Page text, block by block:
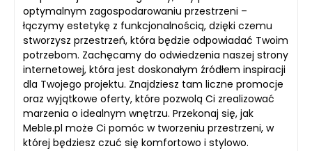
optymalnym zagospodarowaniu przestrzeni –
łączymy estetykę z funkcjonalnością, dzięki czemu
stworzysz przestrzeń, która będzie odpowiadać Twoim
potrzebom. Zachęcamy do odwiedzenia naszej strony
internetowej, która jest doskonałym źródłem inspiracji
dla Twojego projektu. Znajdziesz tam liczne promocje
oraz wyjątkowe oferty, które pozwolą Ci zrealizować
marzenia o idealnym wnętrzu. Przekonaj się, jak
Meble.pl może Ci pomóc w tworzeniu przestrzeni, w
której będziesz czuć się komfortowo i stylowo.